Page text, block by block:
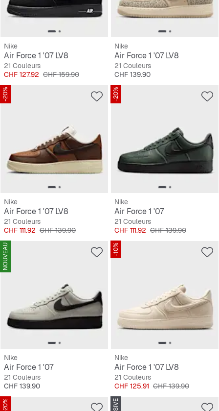
Nike
Air Force 1 '07 LV8
21 Couleurs
Prix
CHF 127.92 Prix original
CHF 159.90
Nike
Air Force 1 '07 LV8
21 Couleurs
Prix
CHF 139.90
-20%
Nike
Air Force 1 '07 LV8
21 Couleurs
Prix
CHF 111.92 Prix original
CHF 139.90
-20%
Nike
Air Force 1 '07
21 Couleurs
Prix
CHF 111.92 Prix original
CHF 139.90
NOUVEAU
Nike
Air Force 1 '07
21 Couleurs
Prix
CHF 139.90
-10%
Nike
Air Force 1 '07 LV8
21 Couleurs
Prix
CHF 125.91 Prix original
CHF 139.90
-20%